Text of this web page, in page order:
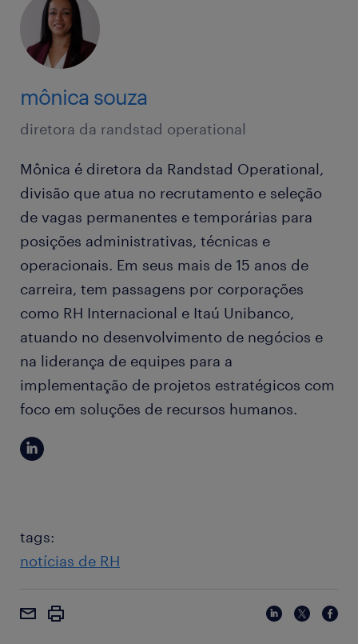
mônica souza
diretora da randstad operational
Mônica é diretora da Randstad Operational,
divisão que atua no recrutamento e seleção
de vagas permanentes e temporárias para
posições administrativas, técnicas e
operacionais. Em seus mais de 15 anos de
carreira, tem passagens por corporações
como RH Internacional e Itaú Unibanco,
atuando no desenvolvimento de negócios e
na liderança de equipes para a
implementação de projetos estratégicos com
foco em soluções de recursos humanos.
tags:
notícias de RH